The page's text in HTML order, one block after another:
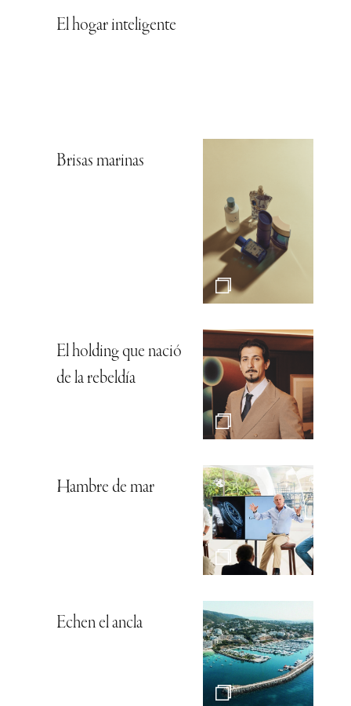
El hogar inteligente
Brisas marinas
El holding que nació
de la rebeldía
Hambre de mar
Echen el ancla